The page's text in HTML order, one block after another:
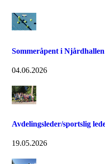
Sommeråpent i
04.06.2026
Avdelingsleder/sportslig
19.05.2026